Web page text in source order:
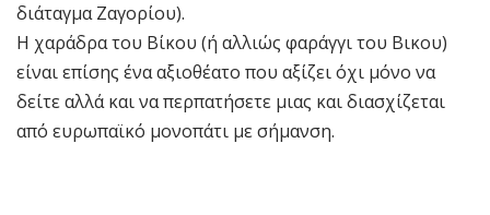
διάταγμα Ζαγορίου).
Η χαράδρα του Βίκου (ή αλλιώς φαράγγι του Βικου)
είναι επίσης ένα αξιοθέατο που αξίζει όχι μόνο να
δείτε αλλά και να περπατήσετε μιας και διασχίζεται
από ευρωπαϊκό μονοπάτι με σήμανση.